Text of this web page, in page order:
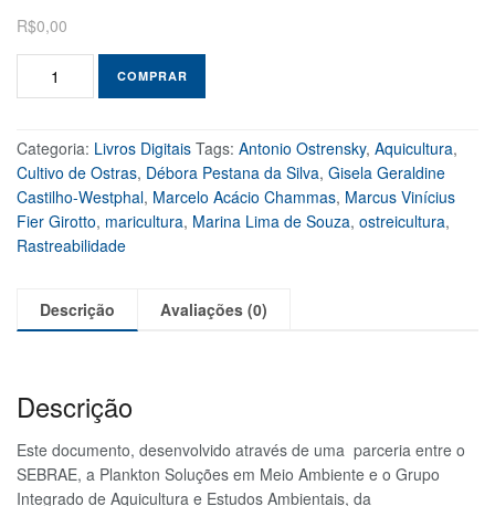
R$0,00
COMPRAR
Categoria: Livros Digitais Tags: Antonio Ostrensky, Aquicultura,
Cultivo de Ostras, Débora Pestana da Silva, Gisela Geraldine
Castilho-Westphal, Marcelo Acácio Chammas, Marcus Vinícius
Fier Girotto, maricultura, Marina Lima de Souza, ostreicultura,
Rastreabilidade
Descrição Avaliações (0)
Descrição
Este documento, desenvolvido através de uma parceria entre o
SEBRAE, a Plankton Soluções em Meio Ambiente e o Grupo
Integrado de Aquicultura e Estudos Ambientais, da